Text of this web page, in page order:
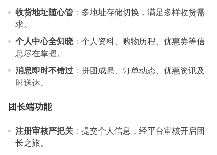
收货地址随心管：多地址存储切换，满足多样收货需
求。
个人中心全知晓：个人资料、购物历程、优惠券等信
息尽在掌握。
消息即时不错过：拼团成果、订单动态、优惠资讯及
时送达。
团长端功能
注册审核严把关：提交个人信息，经平台审核开启团
长之旅。